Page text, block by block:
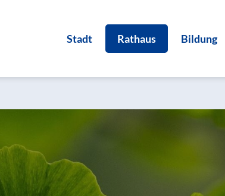
Stadt Rathaus Bildung